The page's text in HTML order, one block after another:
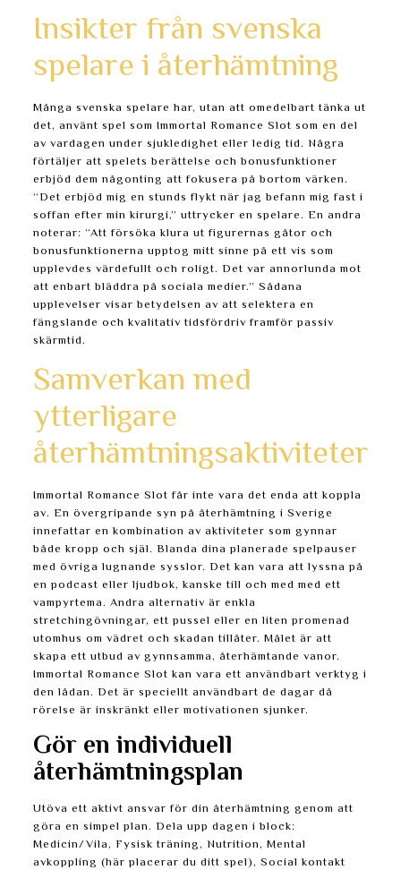
Insikter från svenska
spelare i återhämtning
Många svenska spelare har, utan att omedelbart tänka ut
det, använt spel som Immortal Romance Slot som en del
av vardagen under sjukledighet eller ledig tid. Några
förtäljer att spelets berättelse och bonusfunktioner
erbjöd dem någonting att fokusera på bortom värken.
“Det erbjöd mig en stunds flykt när jag befann mig fast i
soffan efter min kirurgi,” uttrycker en spelare. En andra
noterar: “Att försöka klura ut figurernas gåtor och
bonusfunktionerna upptog mitt sinne på ett vis som
upplevdes värdefullt och roligt. Det var annorlunda mot
att enbart bläddra på sociala medier.” Sådana
upplevelser visar betydelsen av att selektera en
fängslande och kvalitativ tidsfördriv framför passiv
skärmtid.
Samverkan med
ytterligare
återhämtningsaktiviteter
Immortal Romance Slot får inte vara det enda att koppla
av. En övergripande syn på återhämtning i Sverige
innefattar en kombination av aktiviteter som gynnar
både kropp och själ. Blanda dina planerade spelpauser
med övriga lugnande sysslor. Det kan vara att lyssna på
en podcast eller ljudbok, kanske till och med med ett
vampyrtema. Andra alternativ är enkla
stretchingövningar, ett pussel eller en liten promenad
utomhus om vädret och skadan tillåter. Målet är att
skapa ett utbud av gynnsamma, återhämtande vanor.
Immortal Romance Slot kan vara ett användbart verktyg i
den lådan. Det är speciellt användbart de dagar då
rörelse är inskränkt eller motivationen sjunker.
Gör en individuell
återhämtningsplan
Utöva ett aktivt ansvar för din återhämtning genom att
göra en simpel plan. Dela upp dagen i block:
Medicin/Vila, Fysisk träning, Nutrition, Mental
avkoppling (här placerar du ditt spel), Social kontakt